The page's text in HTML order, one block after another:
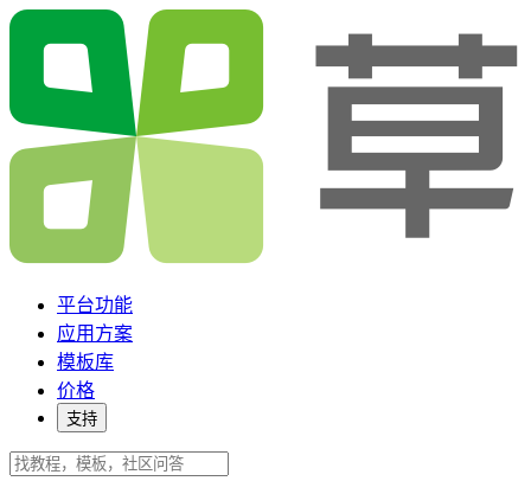
平台功能
应用方案
模板库
价格
支持